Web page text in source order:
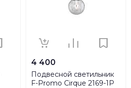
4 400
Подвесной светильник
F-Promo Cirque 2169-1P